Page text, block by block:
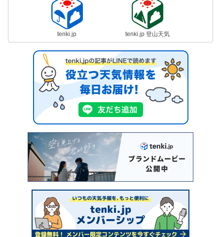
tenki.jp tenki.jp 登山天気